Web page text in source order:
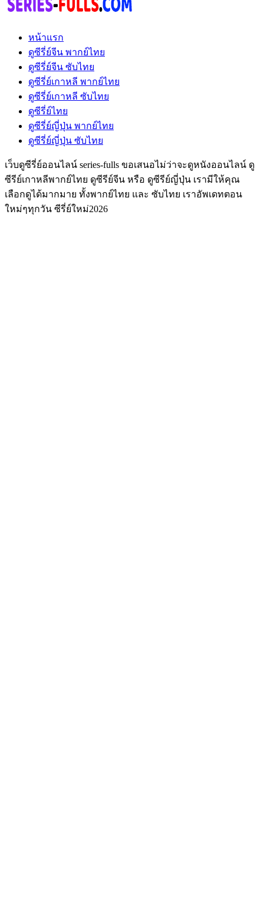
หน้าแรก
ดูซีรี่ย์จีน พากย์ไทย
ดูซีรี่ย์จีน ซับไทย
ดูซีรี่ย์เกาหลี พากย์ไทย
ดูซีรี่ย์เกาหลี ซับไทย
ดูซีรี่ย์ไทย
ดูซีรี่ย์ญี่ปุ่น พากย์ไทย
ดูซีรี่ย์ญี่ปุ่น ซับไทย
เว็บดูซีรี่ย์ออนไลน์ series-fulls ขอเสนอไม่ว่าจะดูหนังออนไลน์ ดู
ซีรีย์เกาหลีพากย์ไทย ดูซีรีย์จีน หรือ ดูซีรีย์ญี่ปุ่น เรามีให้คุณ
เลือกดูได้มากมาย ทั้งพากย์ไทย และ ซับไทย เราอัพเดทตอน
ใหม่ๆทุกวัน ซีรี่ย์ใหม่2026